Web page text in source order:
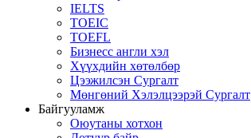
IELTS
TOEIC
TOEFL
Бизнесс англи хэл
Хүүхдийн хөтөлбөр
Цээжилсэн Сургалт
Мөнгөний Хэлэлцээрэй Сургалт
Байгууламж
Оюутаны хотхон